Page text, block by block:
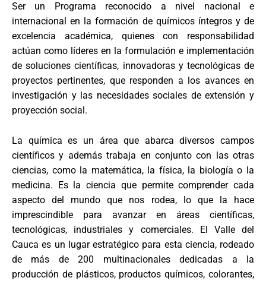
Ser un Programa reconocido a nivel nacional e
internacional en la formación de químicos íntegros y de
excelencia académica, quienes con responsabilidad
actúan como líderes en la formulación e implementación
de soluciones científicas, innovadoras y tecnológicas de
proyectos pertinentes, que responden a los avances en
investigación y las necesidades sociales de extensión y
proyección social.
La química es un área que abarca diversos campos
científicos y además trabaja en conjunto con las otras
ciencias, como la matemática, la física, la biología o la
medicina. Es la ciencia que permite comprender cada
aspecto del mundo que nos rodea, lo que la hace
imprescindible para avanzar en áreas científicas,
tecnológicas, industriales y comerciales. El Valle del
Cauca es un lugar estratégico para esta ciencia, rodeado
de más de 200 multinacionales dedicadas a la
producción de plásticos, productos químicos, colorantes,